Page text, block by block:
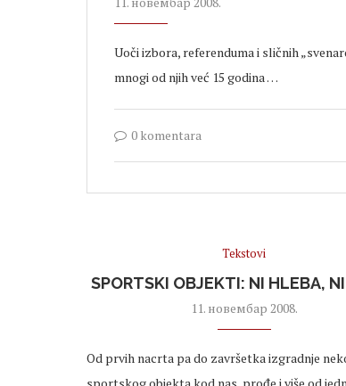
Uoči izbora, referenduma i sličnih
mnogi od njih već 15 godina …
0 komentara
Tekstovi
SPORTSKI OBJEKTI: NI HLEBA,
11. новембар 2008.
Od prvih nacrta pa do završetka izgradnje